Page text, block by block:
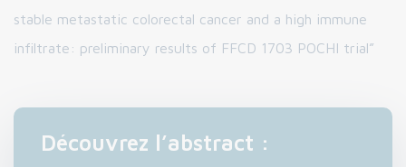
stable metastatic colorectal cancer and a high immune
infiltrate: preliminary results of FFCD 1703 POCHI trial”
Découvrez l’abstract :